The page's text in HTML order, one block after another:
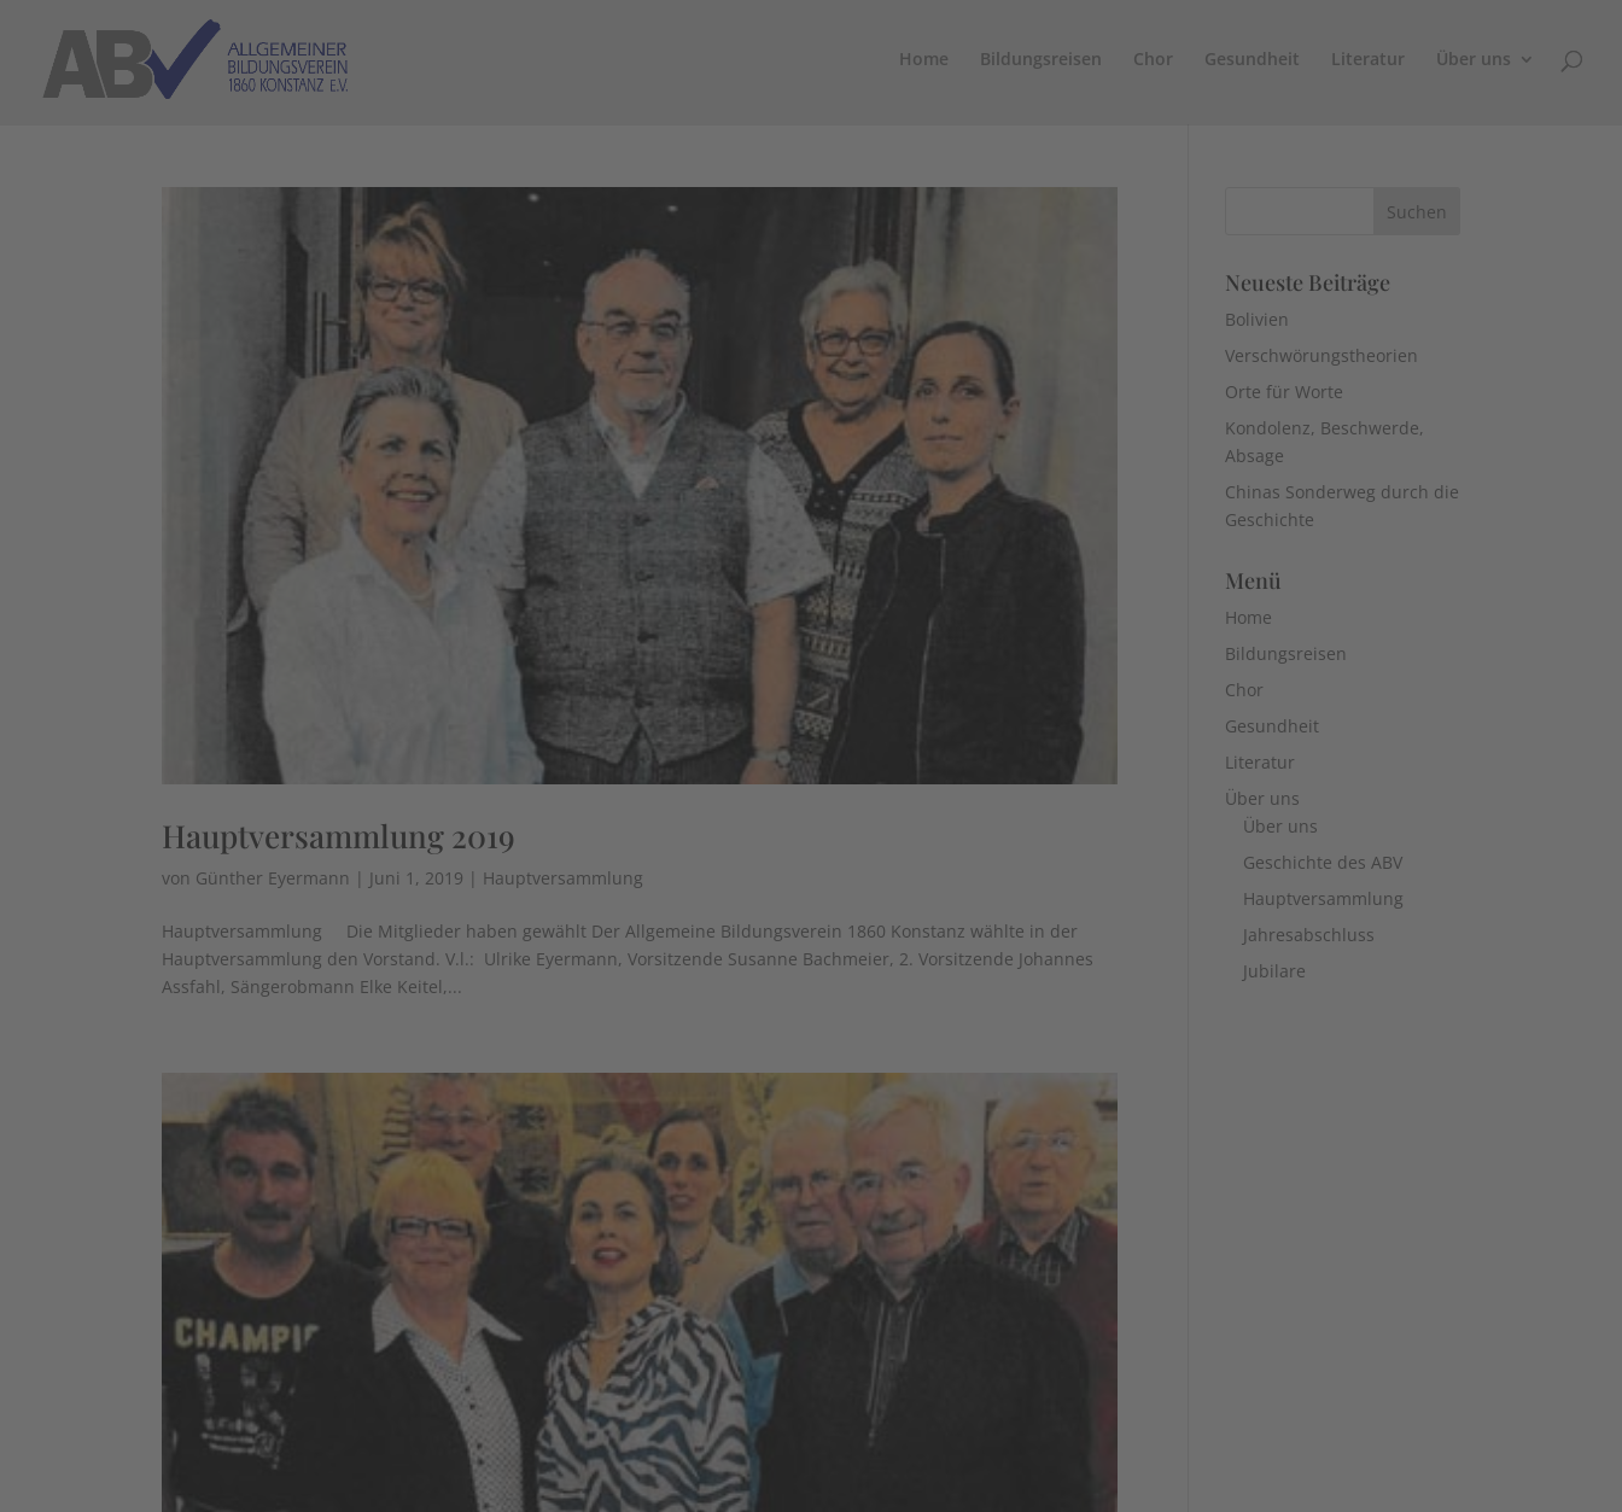
Home Bildungsreisen Chor Gesundheit Literatur Über uns
Hauptversammlung 2019
von Günther Eyermann | Juni 1, 2019 | Hauptversammlung
Hauptversammlung Die Mitglieder haben gewählt Der Allgemeine Bildungsverein 1860 Konstanz wählte in der
Hauptversammlung den Vorstand. V.l.: ​ Ulrike Eyermann, Vorsitzende Susanne Bachmeier, 2. Vorsitzende Johannes
Assfahl, Sängerobmann Elke Keitel,...
Neueste Beiträge
Bolivien
Verschwörungstheorien
Orte für Worte
Kondolenz, Beschwerde,
Absage
Chinas Sonderweg durch die
Geschichte
Menü
Home
Bildungsreisen
Chor
Gesundheit
Literatur
Über uns
Über uns
Geschichte des ABV
Hauptversammlung
Jahresabschluss
Jubilare